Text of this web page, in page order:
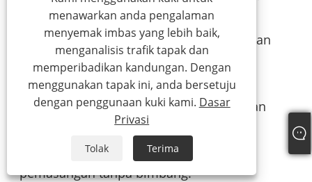
untuk memastikan pelanggan boleh
memulakan pemasangan dan penggunaan
dengan cepat.
Perkhidmatan sokongan: Menyediakan
sokongan teknikal jauh dan perkhidmatan
bimbingan pemasangan di tapak untuk
memastikan pelanggan mempunyai
pemasangan tanpa bimbang.
menawarkan anda pengalaman
menyemak imbas yang lebih baik,
menganalisis trafik tapak dan
memperibadikan kandungan. Dengan
menggunakan tapak ini, anda bersetuju
dengan penggunaan kuki kami. Dasar
Privasi
Tolak Terima